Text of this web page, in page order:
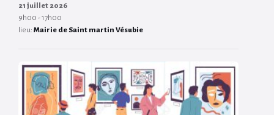
21 juillet 2026
9h00 - 17h00
lieu: Mairie de Saint martin Vésubie